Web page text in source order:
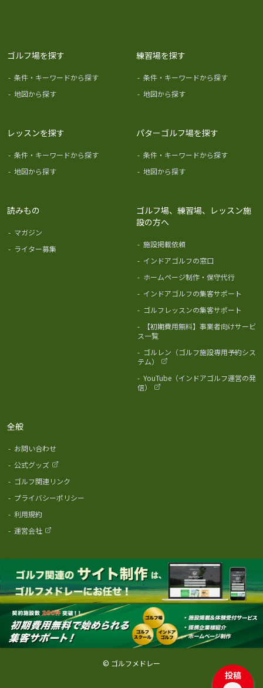
投稿
ゴルフ場を探す
- 条件・キーワードから探す
- 地図から探す
練習場を探す
- 条件・キーワードから探す
- 地図から探す
レッスンを探す
- 条件・キーワードから探す
- 地図から探す
パターゴルフ場を探す
- 条件・キーワードから探す
- 地図から探す
読みもの
- マガジン
- ライター募集
ゴルフ場、練習場、レッスン施
設の方へ
- 施設掲載依頼
- インドアゴルフの窓口
- ホームページ制作・保守代行
- インドアゴルフの集客サポート
- ゴルフレッスンの集客サポート
-
【初期費用無料】事業者向けサービ
ス一覧
- ゴルレン（ゴルフ施設専用予約シス
テム）
- YouTube（インドアゴルフ運営の発
信）
全般
- お問い合わせ
- 公式グッズ
- ゴルフ関連リンク
- プライバシーポリシー
- 利用規約
- 運営会社
© ゴルフメドレー